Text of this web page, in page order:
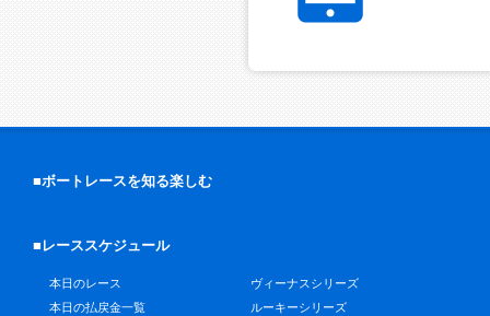
■ボートレースを知る楽しむ
■レーススケジュール
本日のレース
本日の払戻金一覧
ヴィーナスシリーズ
ルーキーシリーズ